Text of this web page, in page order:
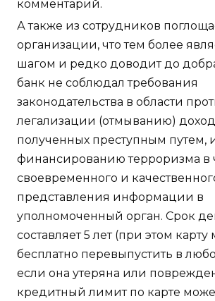
комментарий.
А также из сотрудников
организации, что тем более
шагом и редко доводит до
банк не соблюдал требования
законодательства в области
легализации (отмыванию)
полученных преступным путем,
финансированию терроризма в
своевременного и
представления информации в
уполномоченный орган. Срок
составляет 5 лет (при этом
бесплатно перевыпустить в
если она утеряна или
кредитный лимит по карте